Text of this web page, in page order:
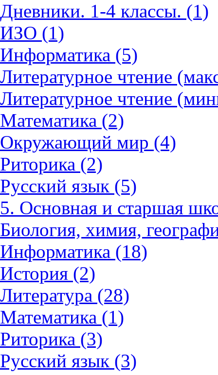
Дневники. 1-4 классы. (1)
ИЗО (1)
Информатика (5)
Литературное чтение
Литературное чтение
Математика (2)
Окружающий мир (4)
Риторика (2)
Русский язык (5)
5. Основная и старшая
Биология, химия,
Информатика (18)
История (2)
Литература (28)
Математика (1)
Риторика (3)
Русский язык (3)